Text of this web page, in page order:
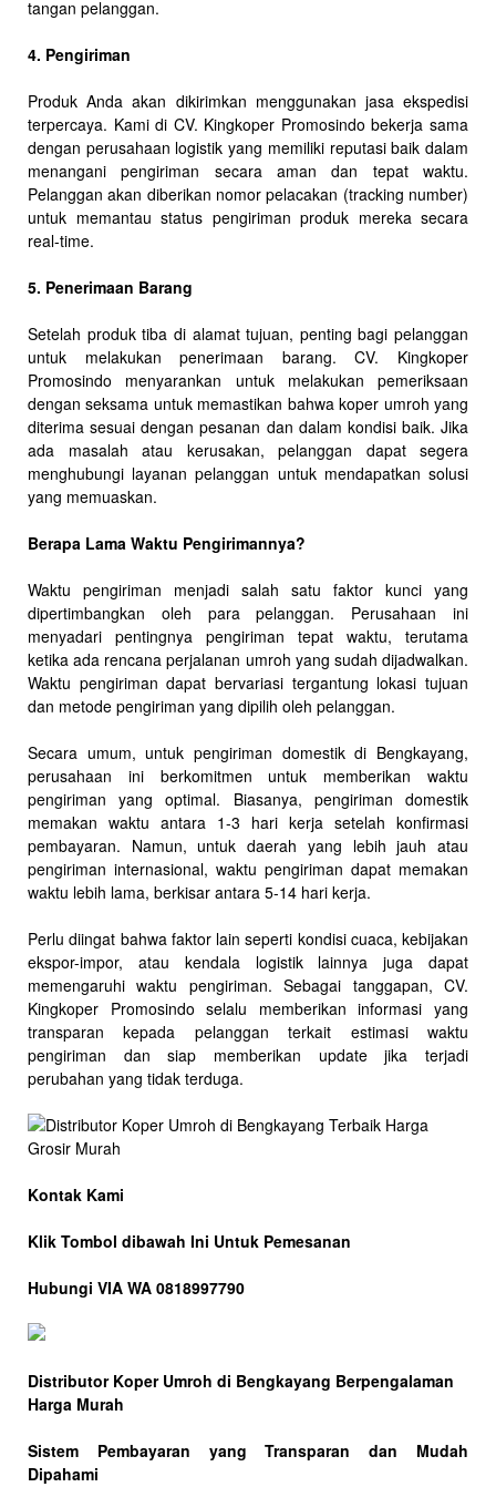
tangan pelanggan.
4. Pengiriman
Produk Anda akan dikirimkan menggunakan jasa ekspedisi
terpercaya. Kami di CV. Kingkoper Promosindo bekerja sama
dengan perusahaan logistik yang memiliki reputasi baik dalam
menangani pengiriman secara aman dan tepat waktu.
Pelanggan akan diberikan nomor pelacakan (tracking number)
untuk memantau status pengiriman produk mereka secara
real-time.
5. Penerimaan Barang
Setelah produk tiba di alamat tujuan, penting bagi pelanggan
untuk melakukan penerimaan barang. CV. Kingkoper
Promosindo menyarankan untuk melakukan pemeriksaan
dengan seksama untuk memastikan bahwa koper umroh yang
diterima sesuai dengan pesanan dan dalam kondisi baik. Jika
ada masalah atau kerusakan, pelanggan dapat segera
menghubungi layanan pelanggan untuk mendapatkan solusi
yang memuaskan.
Berapa Lama Waktu Pengirimannya?
Waktu pengiriman menjadi salah satu faktor kunci yang
dipertimbangkan oleh para pelanggan. Perusahaan ini
menyadari pentingnya pengiriman tepat waktu, terutama
ketika ada rencana perjalanan umroh yang sudah dijadwalkan.
Waktu pengiriman dapat bervariasi tergantung lokasi tujuan
dan metode pengiriman yang dipilih oleh pelanggan.
Secara umum, untuk pengiriman domestik di Bengkayang,
perusahaan ini berkomitmen untuk memberikan waktu
pengiriman yang optimal. Biasanya, pengiriman domestik
memakan waktu antara 1-3 hari kerja setelah konfirmasi
pembayaran. Namun, untuk daerah yang lebih jauh atau
pengiriman internasional, waktu pengiriman dapat memakan
waktu lebih lama, berkisar antara 5-14 hari kerja.
Perlu diingat bahwa faktor lain seperti kondisi cuaca, kebijakan
ekspor-impor, atau kendala logistik lainnya juga dapat
memengaruhi waktu pengiriman. Sebagai tanggapan, CV.
Kingkoper Promosindo selalu memberikan informasi yang
transparan kepada pelanggan terkait estimasi waktu
pengiriman dan siap memberikan update jika terjadi
perubahan yang tidak terduga.
Kontak Kami
Klik Tombol dibawah Ini Untuk Pemesanan
Hubungi VIA WA 0818997790
Distributor Koper Umroh di Bengkayang Berpengalaman
Harga Murah
Sistem Pembayaran yang Transparan dan Mudah
Dipahami